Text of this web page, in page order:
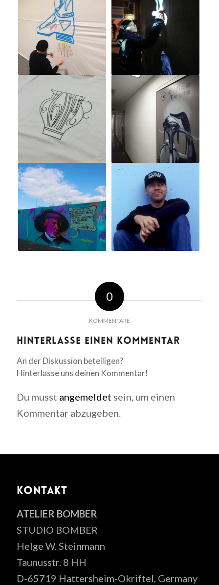
0
KOMMENTARE
Hinterlasse einen Kommentar
An der Diskussion beteiligen?
Hinterlasse uns deinen Kommentar!
Du musst angemeldet sein, um einen
Kommentar abzugeben.
KONTAKT
ATELIER BOMBER
STUDIO BOMBER
Helge W. Steinmann
Taunusstr. 8 HH
D-65719 Hattersheim-Okriftel, Germany